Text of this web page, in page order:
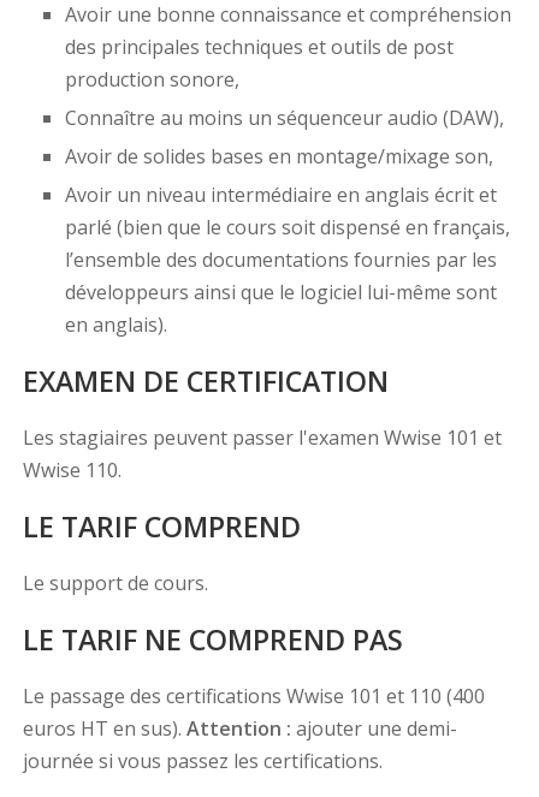
Avoir une bonne connaissance et compréhension
des principales techniques et outils de post
production sonore,
Connaître au moins un séquenceur audio (DAW),
Avoir de solides bases en montage/mixage son,
Avoir un niveau intermédiaire en anglais écrit et
parlé (bien que le cours soit dispensé en français,
l’ensemble des documentations fournies par les
développeurs ainsi que le logiciel lui-même sont
en anglais).
EXAMEN DE CERTIFICATION
Les stagiaires peuvent passer l'examen Wwise 101 et
Wwise 110.
LE TARIF COMPREND
Le support de cours.
LE TARIF NE COMPREND PAS
Le passage des certifications Wwise 101 et 110 (400
euros HT en sus). Attention : ajouter une demi-
journée si vous passez les certifications.